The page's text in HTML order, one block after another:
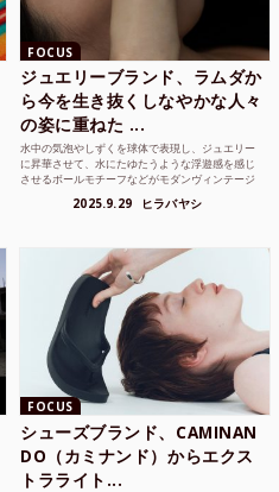
FOCUS
ジュエリーブランド、ラムダか
ら今を生き抜くしなやかな人々
の姿に重ねた ...
水中の気泡やしずくを球体で表現し、ジュエリー
に昇華させて、水にたゆたうような浮遊感を感じ
させるボールモチーフなどがモダンヴィンテージ
2025.9.29 ヒラバヤシ
FOCUS
シューズブランド、CAMINAN
DO（カミナンド）からエクス
トラライト...